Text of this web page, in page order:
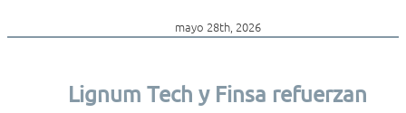
mayo 28th, 2026
Lignum Tech y Finsa refuerzan